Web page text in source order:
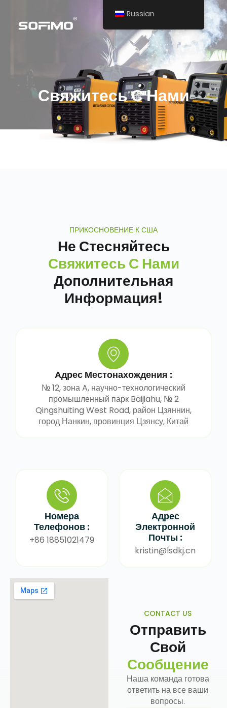
Свяжитесь С Нами
ПРИКОСНОВЕНИЕ К США
Не Стесняйтесь
Свяжитесь С Нами
Дополнительная
Информация!
Адрес Местонахождения :
№ 12, зона A, научно-технологический
промышленный парк Baijiahu, № 2
Qingshuiting West Road, район Цзяннин,
город Нанкин, провинция Цзянсу, Китай
Номера
Телефонов :
+86 18851021479
Адрес
Электронной
Почты :
kristin@lsdkj.cn
CONTACT US
Отправить
Свой
Сообщение
Наша команда готова
ответить на все ваши
вопросы.
Russian